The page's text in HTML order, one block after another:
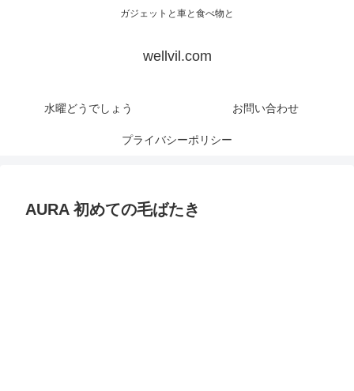
ガジェットと車と食べ物と
wellvil.com
水曜どうでしょう お問い合わせ
プライバシーポリシー
AURA 初めての毛ばたき